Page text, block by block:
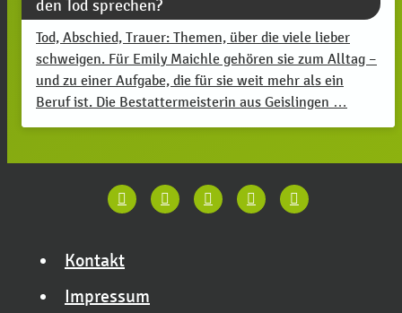
den Tod sprechen?
Tod, Abschied, Trauer: Themen, über die viele lieber
schweigen. Für Emily Maichle gehören sie zum Alltag –
und zu einer Aufgabe, die für sie weit mehr als ein
Beruf ist. Die Bestattermeisterin aus Geislingen …
Kontakt
Impressum